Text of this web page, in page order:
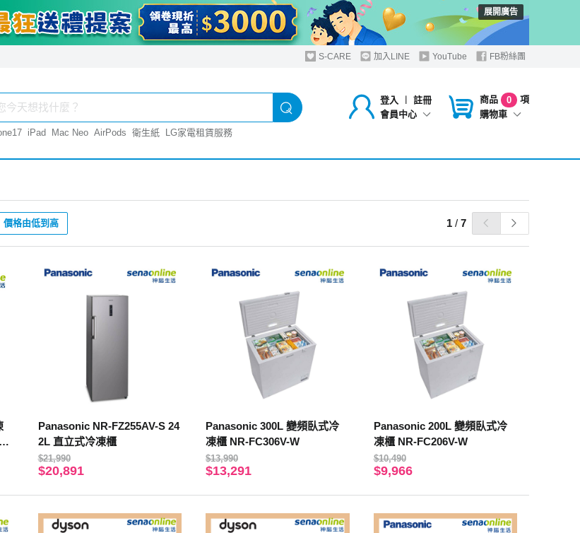
展開廣告
S-CARE 加入LINE YouTube FB粉絲團
登入 ︱
註冊
會員中心
商品 0
項
購物車
iPad Mac Neo AirPods 衛生紙 LG家電租賃服務
價格由低到高 1 / 7
Panasonic NR-FZ255AV-S 24
2L 直立式冷凍櫃
$21,990
$20,891
Panasonic 300L 變頻臥式冷
凍櫃 NR-FC306V-W
$13,990
$13,291
Panasonic 200L 變頻臥式冷
凍櫃 NR-FC206V-W
$10,490
$9,966